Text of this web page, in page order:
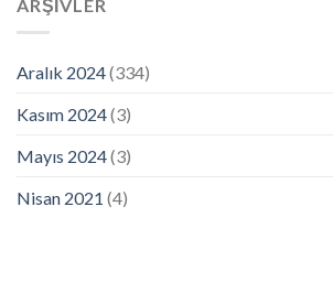
ARŞIVLER
Aralık 2024(334)
Kasım 2024(3)
Mayıs 2024(3)
Nisan 2021 (4)